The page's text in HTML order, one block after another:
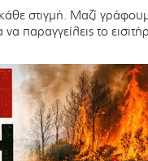
στιγμή. Μαζί
παραγγείλεις το